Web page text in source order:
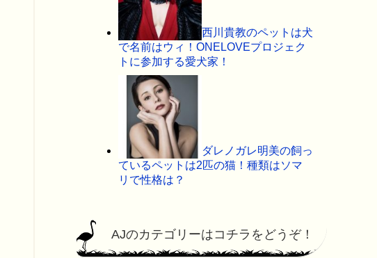
西川貴教のペットは犬
で名前はウィ！ONELOVEプロジェク
トに参加する愛犬家！
ダレノガレ明美の飼っ
ているペットは2匹の猫！種類はソマ
リで性格は？
AJのカテゴリーはコチラをどうぞ！